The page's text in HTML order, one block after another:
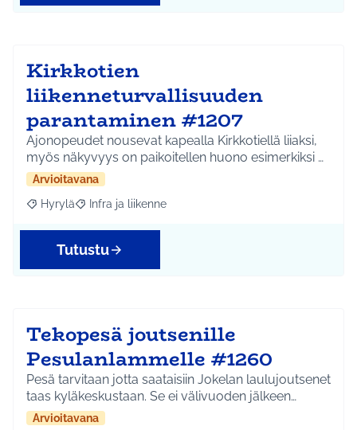
Kirkkotien
liikenneturvallisuuden
parantaminen #1207
Ajonopeudet nousevat kapealla Kirkkotiellä liiaksi,
myös näkyvyys on paikoitellen huono esimerkiksi …
Arvioitavana
Rajaa tulokset aihepiirin mukaan: Hyrylä
Hyrylä Rajaa tulokset teeman mukaan: Infra ja liikenne
Infra ja liikenne
Tutustu
Tekopesä joutsenille
Pesulanlammelle #1260
Pesä tarvitaan jotta saataisiin Jokelan laulujoutsenet
taas kyläkeskustaan. Se ei välivuoden jälkeen…
Arvioitavana